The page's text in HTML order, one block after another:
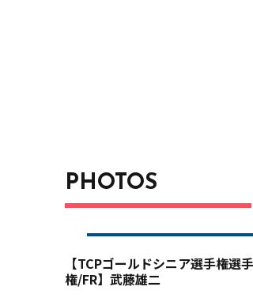
2017年、2022年)しており、今回
PHOTOS
【TCPゴールドシニア選手権選手
権/FR】武藤雄二